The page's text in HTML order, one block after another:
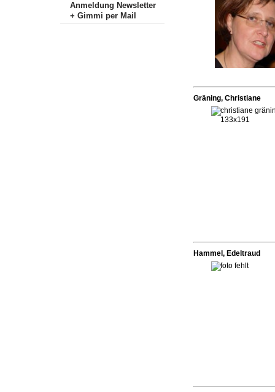
Gräning, Christiane
Hammel, Edeltraud
Anmeldung Newsletter
+ Gimmi per Mail